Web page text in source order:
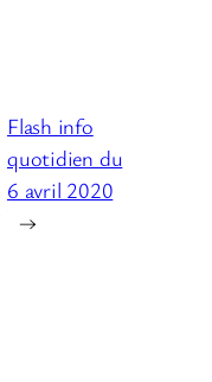
Flash info
quotidien du
6 avril 2020
→